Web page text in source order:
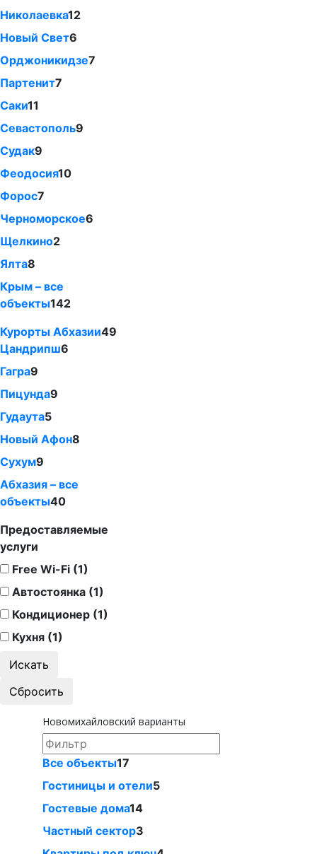
Николаевка12
Новый Свет6
Орджоникидзе7
Партенит7
Саки11
Севастополь9
Судак9
Феодосия10
Форос7
Черноморское6
Щелкино2
Ялта8
Крым – все
объекты142
Курорты Абхазии49
Цандрипш6
Гагра9
Пицунда9
Гудаута5
Новый Афон8
Сухум9
Абхазия – все
объекты40
Предоставляемые
услуги
Free Wi-Fi (1)
Автостоянка (1)
Кондиционер (1)
Кухня (1)
Новомихайловский варианты
Все объекты17
Гостиницы и отели5
Гостевые дома14
Частный сектор3